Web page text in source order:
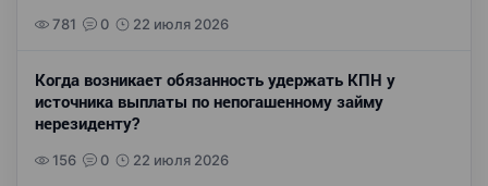
781 0 22 июля 2026
Когда возникает обязанность удержать КПН у
источника выплаты по непогашенному займу
нерезиденту?
156 0 22 июля 2026